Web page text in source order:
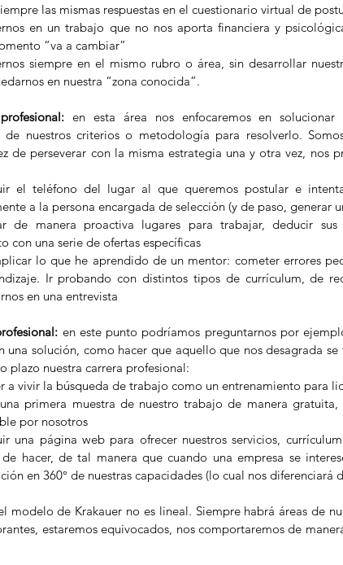
las mismas respuestas en el cuestionario virtual de
en un trabajo que no nos aporta financiera y
“va a cambiar”
siempre en el mismo rubro o área, sin desarrollar
en nuestra “zona conocida”.
en esta área nos enfocaremos en
de nuestros criterios o metodología para resolverlo.
de perseverar con la misma estrategia una y otra vez, nos
el teléfono del lugar al que queremos postular e
a la persona encargada de selección (y de paso, generar
de manera proactiva lugares para trabajar, deducir sus
con una serie de ofertas específicas
lo que he aprendido de un mentor: cometer errores
Ir probando con distintos tipos de currículum, de
en una entrevista
en este punto podríamos preguntarnos por
una solución, como hacer que aquello que nos desagrada
plazo nuestra carrera profesional:
a vivir la búsqueda de trabajo como un entrenamiento para
primera muestra de nuestro trabajo de manera
por nosotros
una página web para ofrecer nuestros servicios,
de hacer, de tal manera que cuando una empresa se
en 360° de nuestras capacidades (lo cual nos diferenciará
modelo de Krakauer no es lineal. Siempre habrá áreas de
estaremos equivocados, nos comportaremos de